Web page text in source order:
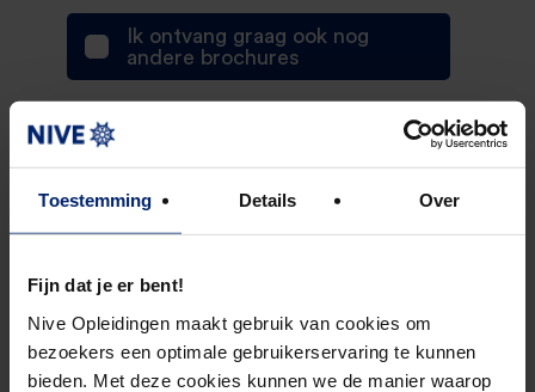
Toestemming Details Over
Fijn dat je er bent!
Nive Opleidingen maakt gebruik van cookies om
bezoekers een optimale gebruikerservaring te kunnen
bieden. Met deze cookies kunnen we de manier waarop
Ik ontvang graag ook nog
andere brochures
Afronden